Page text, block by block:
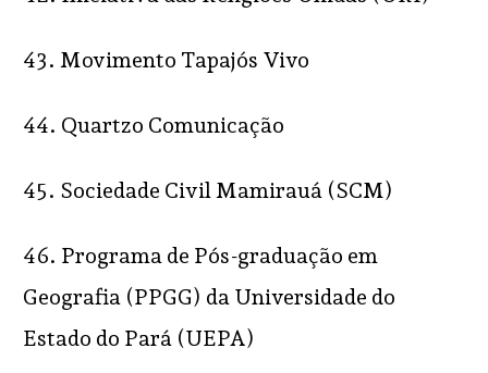
43. Movimento Tapajós Vivo
44. Quartzo Comunicação
45. Sociedade Civil Mamirauá (SCM)
46. Programa de Pós-graduação em
Geografia (PPGG) da Universidade do
Estado do Pará (UEPA)